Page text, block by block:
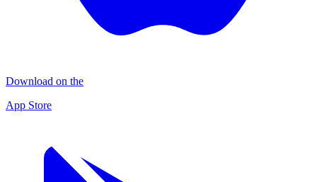
Download on the
App Store